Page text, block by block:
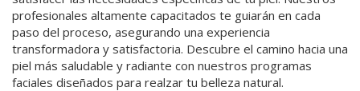
profesionales altamente capacitados te guiarán en cada
paso del proceso, asegurando una experiencia
transformadora y satisfactoria. Descubre el camino hacia una
piel más saludable y radiante con nuestros programas
faciales diseñados para realzar tu belleza natural.